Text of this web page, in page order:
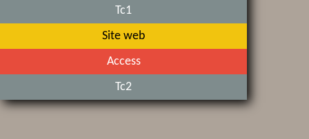
Tc1
Site web
Access
Tc2